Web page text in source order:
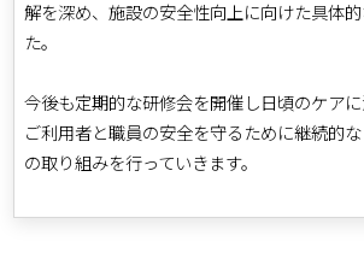
解を深め、施設の安全性向上に向けた具体
た。
今後も定期的な研修会を開催し日頃のケア
ご利用者と職員の安全を守るために継続的
の取り組みを行っていきます。